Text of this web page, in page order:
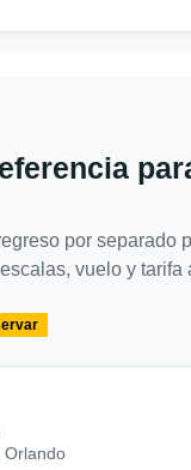
por separado
vuelo y tarifa